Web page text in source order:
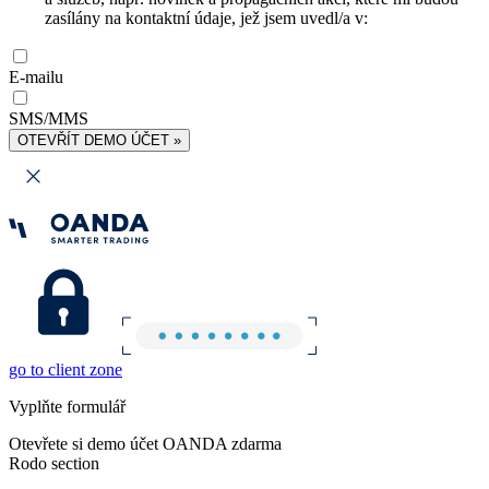
zasílány na kontaktní údaje, jež jsem uvedl/a v:
E-mailu
SMS/MMS
OTEVŘÍT DEMO ÚČET »
go to client zone
Vyplňte formulář
Otevřete si demo účet OANDA zdarma
Rodo section